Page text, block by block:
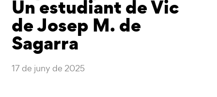
Un estudiant de Vic
de Josep M. de
Sagarra
17 de juny de 2025